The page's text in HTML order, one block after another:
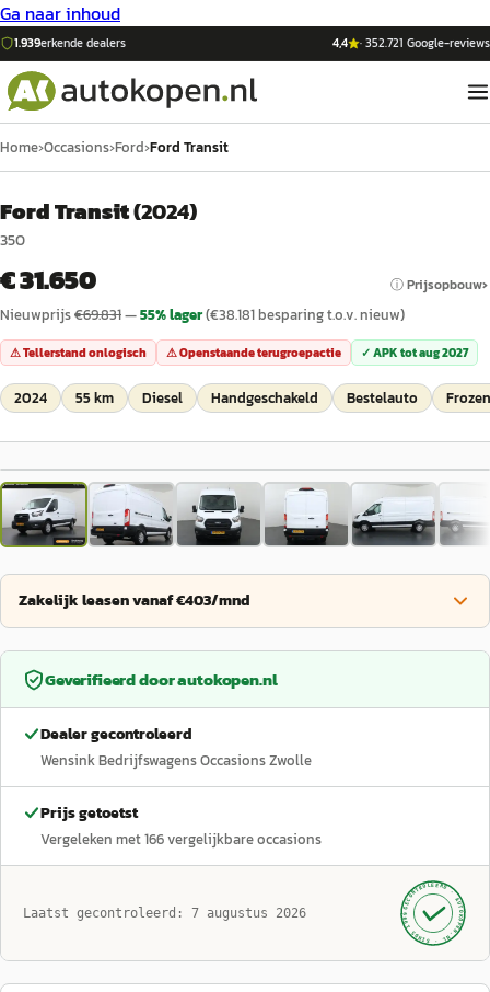
Ga naar inhoud
1.939erkende dealers 4,4 ·352.721 Google-reviews
Home›Occasions›Ford›Ford Transit
Ford Transit(2024)
350
€ 31.650 ⓘ Prijsopbouw
Nieuwprijs€69.831—55% lager(€38.181besparing t.o.v. nieuw)
⚠ Tellerstand onlogisch ⚠ Openstaande terugroepactie ✓ APK totaug 2027
2024 55 km Diesel Handgeschakeld Bestelauto
1/38
Zakelijk leasen vanaf €403/mnd
Geverifieerd doorautokopen.nl
Dealer gecontroleerd
Wensink Bedrijfswagens Occasions Zwolle
Prijs getoetst
Vergeleken met166vergelijkbare occasions
Laatst gecontroleerd: 7 augustus 2026 GECONTROLEERD ·
AUTOKOPEN.NL
· SINDS 1999 ·